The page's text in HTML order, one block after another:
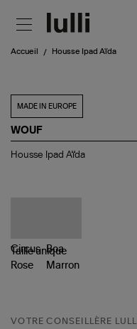
Accueil Housse Ipad Aïda
MADE IN EUROPE
WOUF
Housse
Housse Ipad Aïda
Tailleunique
VOTRE CONSEILLÈRE LULLI